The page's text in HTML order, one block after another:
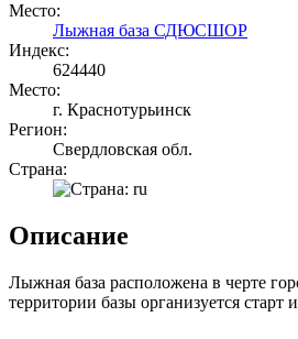
Место:
Лыжная база СДЮСШОР
Индекс:
624440
Место:
г. Краснотурьинск
Регион:
Свердловская обл.
Страна:
Описание
Лыжная база расположена в черте
территории базы организуется